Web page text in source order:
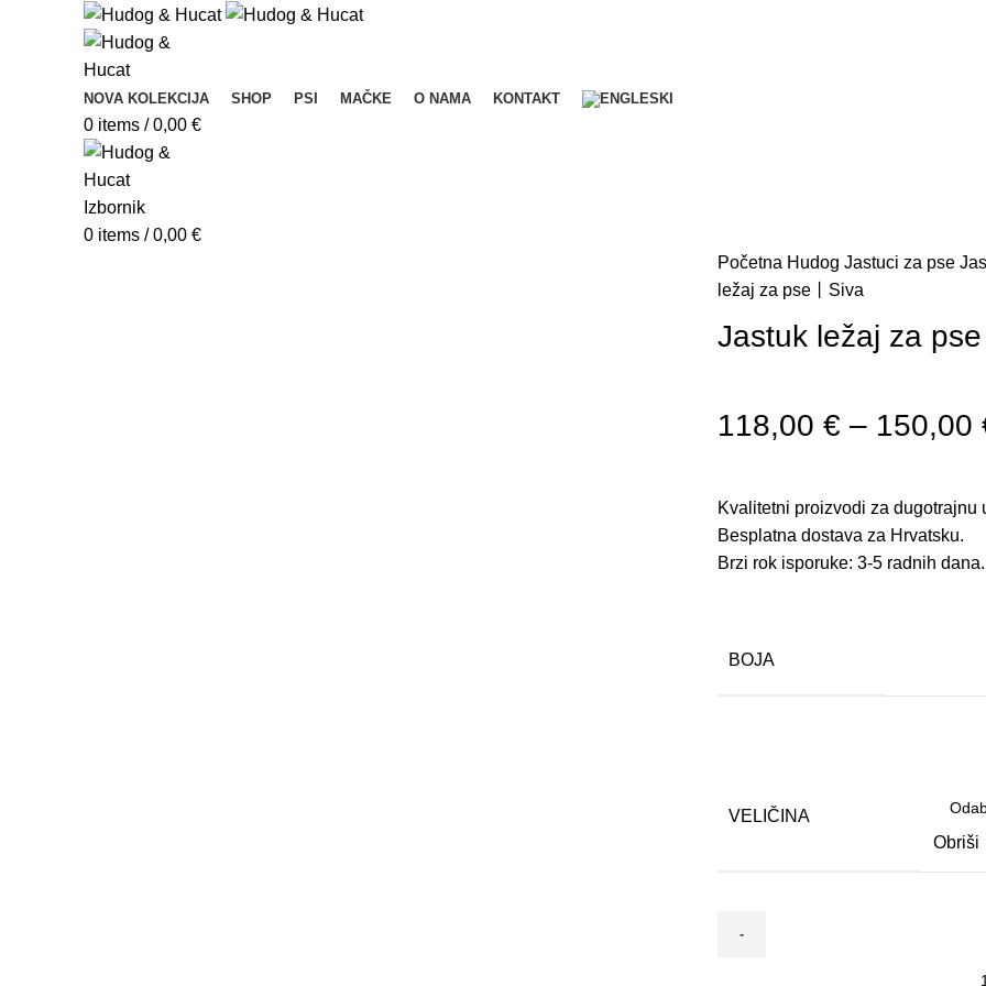
NOVA KOLEKCIJA SHOP PSI MAČKE O NAMA KONTAKT
0 items / 0,00 €
Izbornik
0 items / 0,00 €
Početna Hudog Jastuci za pse
ležaj za pse丨Siva
Jastuk ležaj za
118,00 € – 150,00
Kvalitetni proizvodi za dugotrajnu
Besplatna dostava za Hrvatsku.
Brzi rok isporuke: 3-5 radnih dana.
BOJA
VELIČINA
Obriši